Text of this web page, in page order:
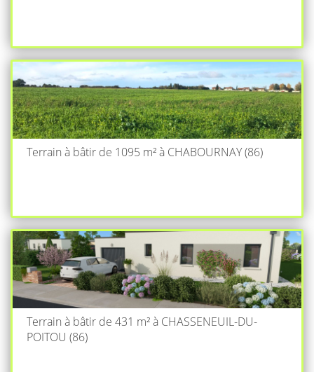
Terrain à bâtir de 1095 m² à CHABOURNAY (86)
Terrain à bâtir de 431 m² à CHASSENEUIL-DU-
POITOU (86)